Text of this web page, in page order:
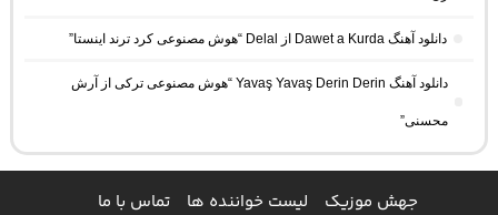
دانلود آهنگ Dawet a Kurda از Delal “هوش مصنوعی کرد ترند اینستا”
دانلود آهنگ Yavaş Yavaş Derin Derin “هوش مصنوعی ترکی از آرش
محسنی”
جهش موزیک لیست خواننده ها تماس با ما